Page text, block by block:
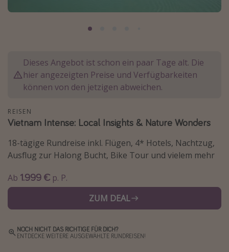
Normandie Urlaub
Kefalonia Urlaub
Krabi Urlaub
Sri Lanka Rundreise
Japan Rundreise
Reisethemen
Alle Reisethemen
Wellnessurlaub
Disneyland Paris
Roadtrips
Dieses Angebot ist schon ein paar Tage alt. Die
hier angezeigten Preise und Verfügbarkeiten
können von den jetzigen abweichen.
REISEN
Vietnam Intense: Local Insights & Nature Wonders
18-tägige Rundreise inkl. Flügen, 4* Hotels, Nachtzug,
Ausflug zur Halong Bucht, Bike Tour und vielem mehr
Ab 1.999 € p. P.
ZUM DEAL
NOCH NICHT DAS RICHTIGE FÜR DICH?
ENTDECKE WEITERE AUSGEWÄHLTE RUNDREISEN!